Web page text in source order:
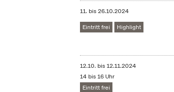
11. bis26.10.2024
Eintritt frei Highlight
12.10. bis12.11.2024
14 bis 16 Uhr
Eintritt frei